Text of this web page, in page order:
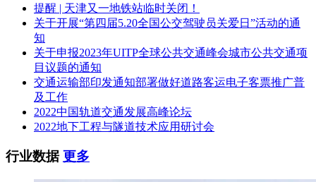
提醒 | 天津又一地铁站临时关闭！
关于开展“第四届5.20全国公交驾驶员关爱日”活动的通
知
关于申报2023年UITP全球公共交通峰会城市公共交通项
目议题的通知
交通运输部印发通知部署做好道路客运电子客票推广普
及工作
2022中国轨道交通发展高峰论坛
2022地下工程与隧道技术应用研讨会
行业数据更多